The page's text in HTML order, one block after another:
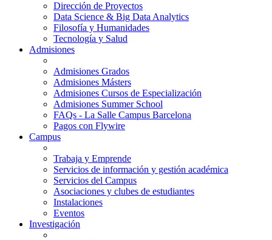
Dirección de Proyectos
Data Science & Big Data Analytics
Filosofía y Humanidades
Tecnología y Salud
Admisiones
Admisiones Grados
Admisiones Másters
Admisiones Cursos de Especialización
Admisiones Summer School
FAQs - La Salle Campus Barcelona
Pagos con Flywire
Campus
Trabaja y Emprende
Servicios de información y gestión académica
Servicios del Campus
Asociaciones y clubes de estudiantes
Instalaciones
Eventos
Investigación